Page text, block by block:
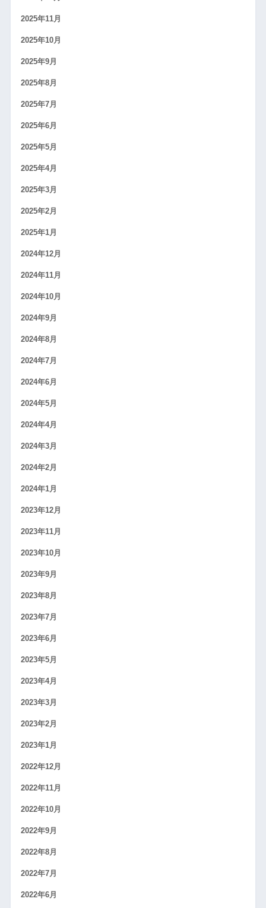
2025年11月
2025年10月
2025年9月
2025年8月
2025年7月
2025年6月
2025年5月
2025年4月
2025年3月
2025年2月
2025年1月
2024年12月
2024年11月
2024年10月
2024年9月
2024年8月
2024年7月
2024年6月
2024年5月
2024年4月
2024年3月
2024年2月
2024年1月
2023年12月
2023年11月
2023年10月
2023年9月
2023年8月
2023年7月
2023年6月
2023年5月
2023年4月
2023年3月
2023年2月
2023年1月
2022年12月
2022年11月
2022年10月
2022年9月
2022年8月
2022年7月
2022年6月